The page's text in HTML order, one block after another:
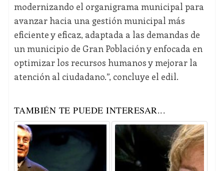
modernizando el organigrama municipal para
avanzar hacia una gestión municipal más
eficiente y eficaz, adaptada a las demandas de
un municipio de Gran Población y enfocada en
optimizar los recursos humanos y mejorar la
atención al ciudadano.”, concluye el edil.
TAMBIÉN TE PUEDE INTERESAR...